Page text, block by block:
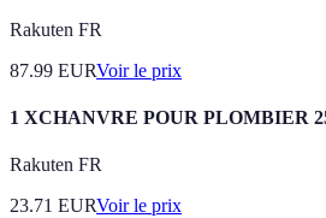
Rakuten FR
87.99 EURVoir le prix
1 XCHANVRE POUR PLOMBIER
Rakuten FR
23.71 EURVoir le prix